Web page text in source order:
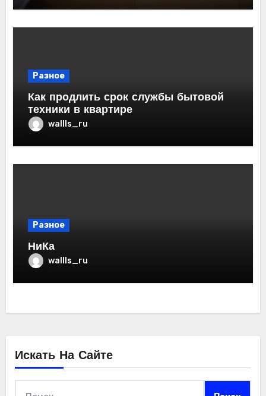
Разное
Как продлить срок службы бытовой
техники в квартире
wallls_ru
Разное
НиКа
wallls_ru
Искать На Сайте